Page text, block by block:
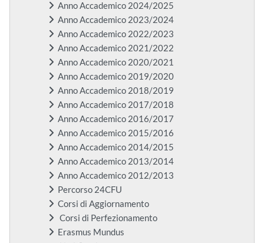
Anno Accademico 2024/2025
Anno Accademico 2023/2024
Anno Accademico 2022/2023
Anno Accademico 2021/2022
Anno Accademico 2020/2021
Anno Accademico 2019/2020
Anno Accademico 2018/2019
Anno Accademico 2017/2018
Anno Accademico 2016/2017
Anno Accademico 2015/2016
Anno Accademico 2014/2015
Anno Accademico 2013/2014
Anno Accademico 2012/2013
Percorso 24CFU
Corsi di Aggiornamento
Corsi di Perfezionamento
Erasmus Mundus